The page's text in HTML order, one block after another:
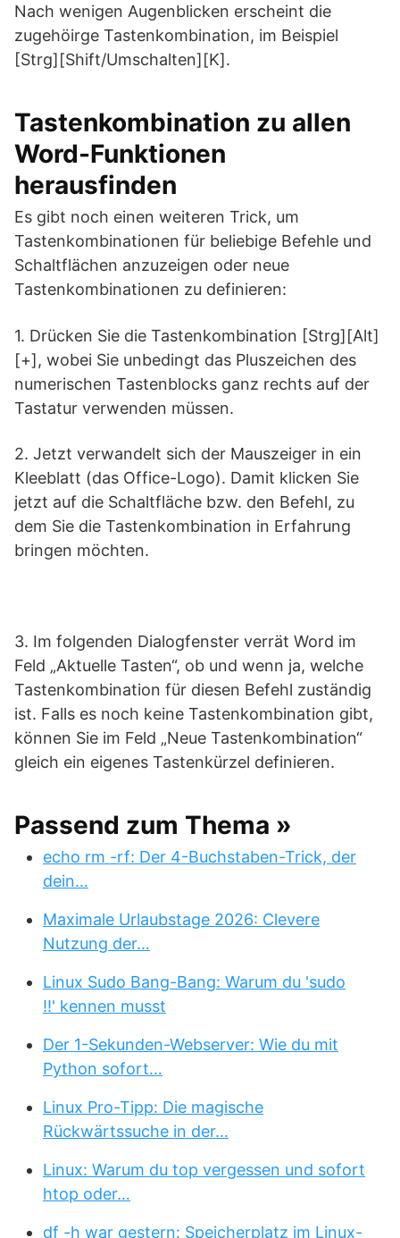
Nach wenigen Augenblicken erscheint die
zugehöirge Tastenkombination, im Beispiel
[Strg][Shift/Umschalten][K].
Tastenkombination zu allen
Word-Funktionen
herausfinden
Es gibt noch einen weiteren Trick, um
Tastenkombinationen für beliebige Befehle und
Schaltflächen anzuzeigen oder neue
Tastenkombinationen zu definieren:
1. Drücken Sie die Tastenkombination [Strg][Alt]
[+], wobei Sie unbedingt das Pluszeichen des
numerischen Tastenblocks ganz rechts auf der
Tastatur verwenden müssen.
2. Jetzt verwandelt sich der Mauszeiger in ein
Kleeblatt (das Office-Logo). Damit klicken Sie
jetzt auf die Schaltfläche bzw. den Befehl, zu
dem Sie die Tastenkombination in Erfahrung
bringen möchten.
3. Im folgenden Dialogfenster verrät Word im
Feld „Aktuelle Tasten“, ob und wenn ja, welche
Tastenkombination für diesen Befehl zuständig
ist. Falls es noch keine Tastenkombination gibt,
können Sie im Feld „Neue Tastenkombination“
gleich ein eigenes Tastenkürzel definieren.
Passend zum Thema »
echo rm -rf: Der 4-Buchstaben-Trick, der
dein…
Maximale Urlaubstage 2026: Clevere
Nutzung der…
Linux Sudo Bang-Bang: Warum du 'sudo
!!' kennen musst
Der 1-Sekunden-Webserver: Wie du mit
Python sofort…
Linux Pro-Tipp: Die magische
Rückwärtssuche in der…
Linux: Warum du top vergessen und sofort
htop oder…
df -h war gestern: Speicherplatz im Linux-